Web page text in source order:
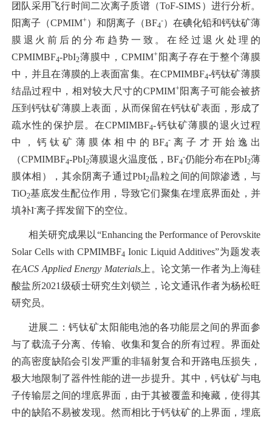
团队采用飞行时间二次离子质谱（ToF-SIMS）进行分析。
阳离子（CPMIM+ ）和阴离子（BF4
-）在碘化铅和钙钛矿薄
膜退火前后的分布趋势一致。在经过退火处理的
CPMIMBF4-PbI2薄膜中，CPMIM+ 阳离子存在于整个薄膜
中，并且在薄膜的上表面富集。在CPMIMBF4-钙钛矿薄膜
结晶过程中，相对较大尺寸的CPMIM+ 阳离子可能会被挤
压到钙钛矿薄膜上表面，从而保留在钙钛矿表面，形成了
疏水性的保护层。在CPMIMBF4-钙钛矿薄膜的退火过程
中，钙钛矿薄膜体相中的BF4
- 离子才开始逸出
（CPMIMBF4-PbI2薄膜退火温度低，BF4
-仍能分布在PbI2薄
膜体相），其余阴离子通过PbI2晶粒之间的间隙渗透，与
TiO2基底发生配位作用，导致它们聚集在埋底界面处，并
填补I-离子挥发留下的空位。
相关研究成果以“Enhancing the Performance of Perovskite
Solar Cells with CPMIMBF4 Ionic Liquid Additives”为题发表
在ACS Applied Energy Materials上。论文第一作者为上海硅
酸盐所2021级硕士研究生刘锁兰，论文通讯作者为杨松旺
研究员。
进展二：钙钛矿太阳能电池的各功能层之间的界面参
与了载流子分离、传输、收集和复合的所有过程。界面处
的高密度缺陷会引发严重的非辐射复合和开路电压损失，
极大地限制了器件性能的进一步提升。其中，钙钛矿与电
子传输层之间的埋底界面，由于其被覆盖和掩藏，使得其
中的缺陷不易被发现。然而相比于钙钛矿的上界面，埋底